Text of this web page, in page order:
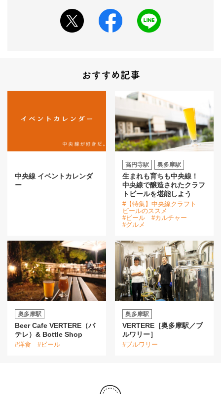
おすすめ記事
中央線 イベントカレンダ
ー
高円寺駅 奥多摩駅
生まれも育ちも中央線！
中央線で醸造されたクラフ
トビールを堪能しよう
#【特集】中央線クラフト
ビールのススメ
#ビール
#カルチャー
#グルメ
奥多摩駅
Beer Cafe VERTERE（バ
テレ）& Bottle Shop
#洋食 #ビール
奥多摩駅
VERTERE［奥多摩駅／ブ
ルワリー］
#ブルワリー